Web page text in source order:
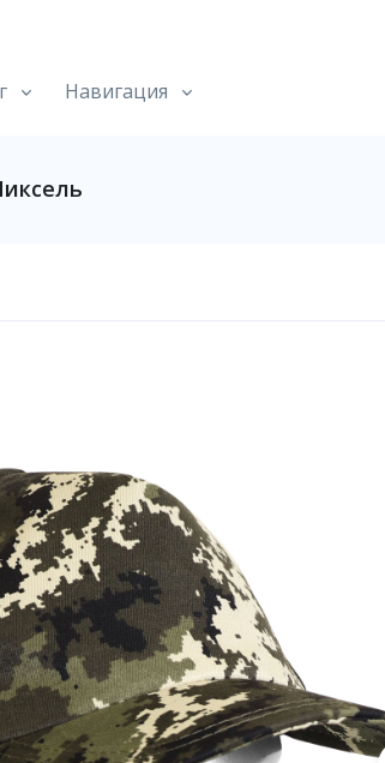
Навигация